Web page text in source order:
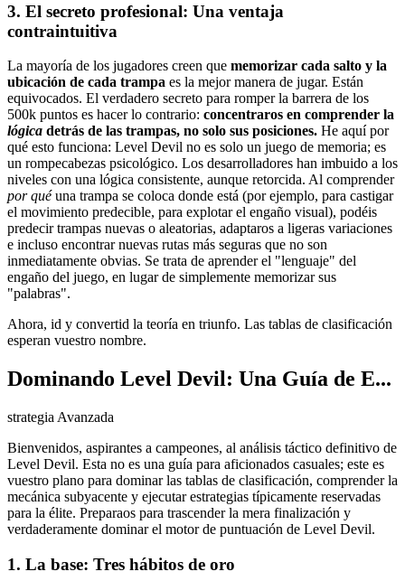
3. El secreto profesional: Una ventaja
contraintuitiva
La mayoría de los jugadores creen que memorizar cada salto y la
ubicación de cada trampa es la mejor manera de jugar. Están
equivocados. El verdadero secreto para romper la barrera de los
500k puntos es hacer lo contrario: concentraros en comprender la
lógica detrás de las trampas, no solo sus posiciones. He aquí por
qué esto funciona: Level Devil no es solo un juego de memoria; es
un rompecabezas psicológico. Los desarrolladores han imbuido a los
niveles con una lógica consistente, aunque retorcida. Al comprender
por qué una trampa se coloca donde está (por ejemplo, para castigar
el movimiento predecible, para explotar el engaño visual), podéis
predecir trampas nuevas o aleatorias, adaptaros a ligeras variaciones
e incluso encontrar nuevas rutas más seguras que no son
inmediatamente obvias. Se trata de aprender el "lenguaje" del
engaño del juego, en lugar de simplemente memorizar sus
"palabras".
Ahora, id y convertid la teoría en triunfo. Las tablas de clasificación
esperan vuestro nombre.
Dominando Level Devil: Una Guía de E...
strategia Avanzada
Bienvenidos, aspirantes a campeones, al análisis táctico definitivo de
Level Devil. Esta no es una guía para aficionados casuales; este es
vuestro plano para dominar las tablas de clasificación, comprender la
mecánica subyacente y ejecutar estrategias típicamente reservadas
para la élite. Preparaos para trascender la mera finalización y
verdaderamente dominar el motor de puntuación de Level Devil.
1. La base: Tres hábitos de oro